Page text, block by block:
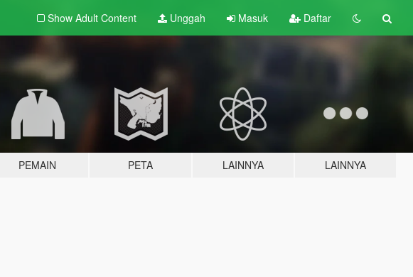
Show Adult Content Unggah Masuk Daftar
PEMAIN PETA LAINNYA LAINNYA